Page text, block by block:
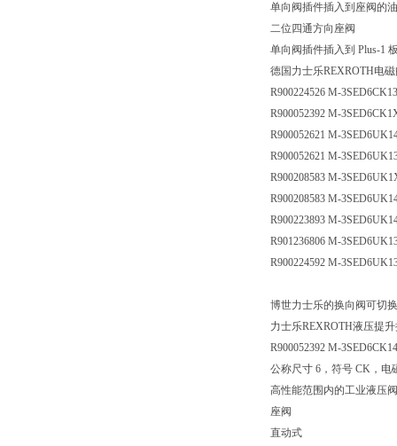
单向阀插件插入到座阀的
二位四通方向座阀
单向阀插件插入到 Plus-1
德国力士乐REXROTH电
R900224526 M-
R900052392 M-
R900052621 M-
R900052621 M-
R900208583 M-
R900208583 M-
R900223893 M-
R901236806 M-
R900224592 M-
博世力士乐的换向阀可切
力士乐REXROTH液压提
R900052392 M-
公称尺寸 6，符号 CK，电
高性能范围内的工业液压
座阀
直动式